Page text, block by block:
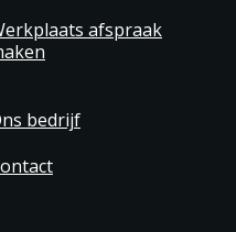
afspraak
bedrijf